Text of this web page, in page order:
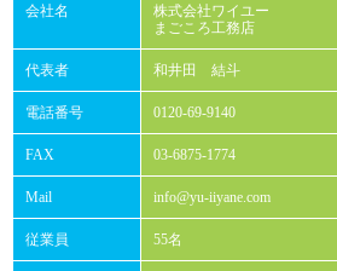
会社名
株式会社ワイユー
まごころ工務店
代表者 和井田 結斗
電話番号 0120-69-9140
FAX 03-6875-1774
Mail info@yu-iiyane.com
従業員 55名